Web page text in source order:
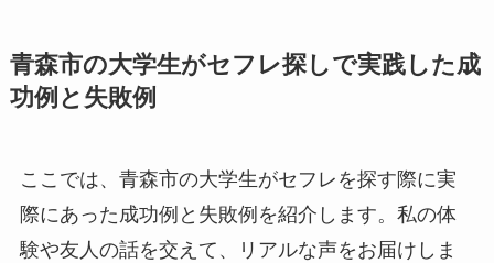
青森市の大学生がセフレ探しで実践した成
功例と失敗例
ここでは、青森市の大学生がセフレを探す際に実
際にあった成功例と失敗例を紹介します。私の体
験や友人の話を交えて、リアルな声をお届けしま